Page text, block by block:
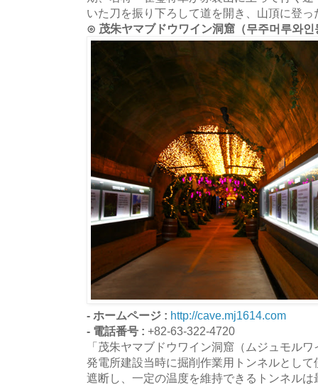
いた刀を振り下ろして道を開き、山頂に登
⊙ 茂朱ヤマブドウワイン洞窟（무주머루와인
- ホームページ : http://cave.mj1614.com
- 電話番号 : +82-63-322-4720
「茂朱ヤマブドウワイン洞窟（ムジュモル
発電所建設当時に掘削作業用トンネルとし
遮断し、一定の温度を維持できるトンネル